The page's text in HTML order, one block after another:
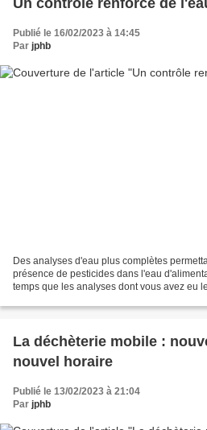
Publié le 16/02/2023 à 14:45
Par jphb
Des analyses d'eau plus complètes
présence de pesticides dans l'eau
temps que les analyses dont vous avez eu
La déchèterie mobile :
nouvel horaire
Publié le 13/02/2023 à 21:04
Par jphb